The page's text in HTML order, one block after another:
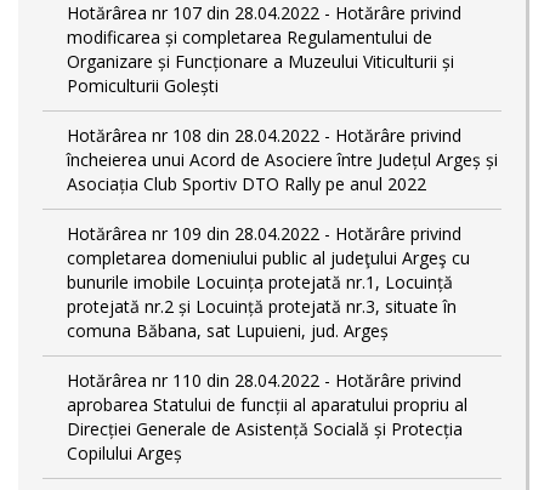
Hotărârea nr 107 din 28.04.2022 - Hotărâre privind
modificarea și completarea Regulamentului de
Organizare și Funcționare a Muzeului Viticulturii și
Pomiculturii Golești
Hotărârea nr 108 din 28.04.2022 - Hotărâre privind
încheierea unui Acord de Asociere între Județul Argeș și
Asociația Club Sportiv DTO Rally pe anul 2022
Hotărârea nr 109 din 28.04.2022 - Hotărâre privind
completarea domeniului public al judeţului Argeş cu
bunurile imobile Locuința protejată nr.1, Locuință
protejată nr.2 și Locuință protejată nr.3, situate în
comuna Băbana, sat Lupuieni, jud. Argeș
Hotărârea nr 110 din 28.04.2022 - Hotărâre privind
aprobarea Statului de funcții al aparatului propriu al
Direcției Generale de Asistență Socială și Protecția
Copilului Argeș